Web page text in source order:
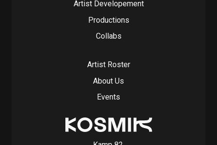
Artist Developement
Productions
Collabs
Artist Roster
About Us
Events